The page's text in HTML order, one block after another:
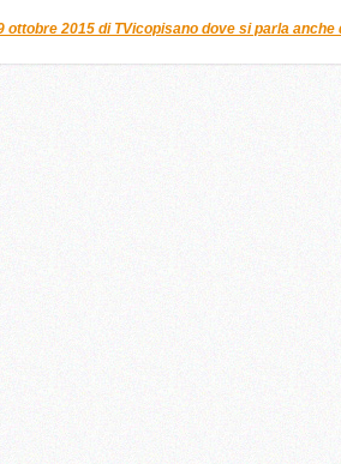
ottobre 2015 di TVicopisano dove si parla anche